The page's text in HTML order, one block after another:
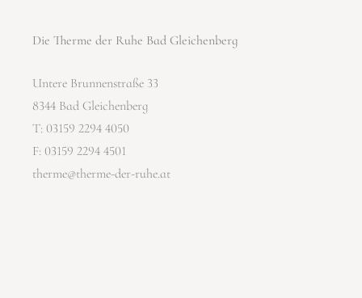
Die Therme der Ruhe Bad Gleichenberg
Untere Brunnenstraße 33
8344 Bad Gleichenberg
T: 03159 2294 4050
F: 03159 2294 4501
therme@therme-der-ruhe.at